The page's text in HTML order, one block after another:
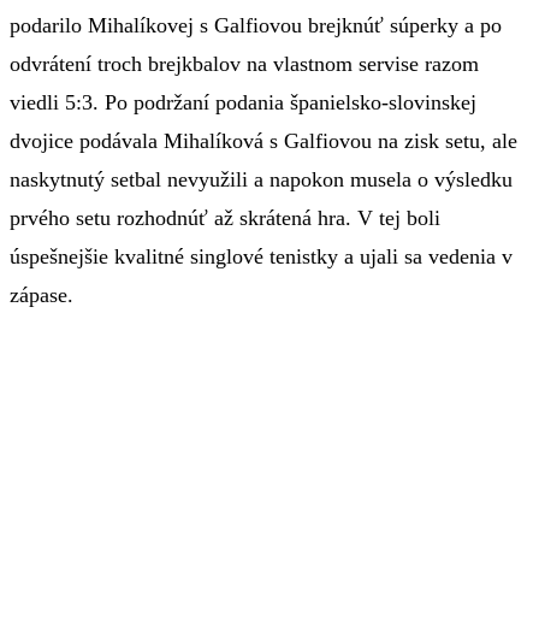
podarilo Mihalíkovej s Galfiovou brejknúť súperky a po
odvrátení troch brejkbalov na vlastnom servise razom
viedli 5:3. Po podržaní podania španielsko-slovinskej
dvojice podávala Mihalíková s Galfiovou na zisk setu, ale
naskytnutý setbal nevyužili a napokon musela o výsledku
prvého setu rozhodnúť až skrátená hra. V tej boli
úspešnejšie kvalitné singlové tenistky a ujali sa vedenia v
zápase.